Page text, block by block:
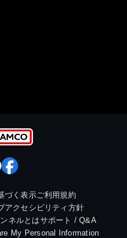
づく表示ご利用規約
アクセシビリティ方針
ネルとはサポート / Q&A
My Personal Information